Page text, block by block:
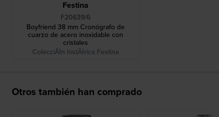
Festina
F20639/6
Boyfriend 38 mm Cronógrafo de
cuarzo de acero inoxidable con
cristales
ColecciĂłn histĂłrica Festina
Otros también han comprado